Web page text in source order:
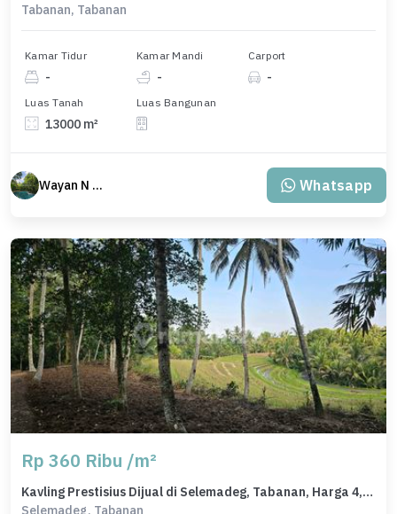
Tabanan, Tabanan
Kamar Tidur
-
Kamar Mandi
-
Carport
-
Luas Tanah
13000 m²
Luas Bangunan
Wayan N Bali Whatsapp
Rp 360 Ribu /m²
Kavling Prestisius Dijual di Selemadeg, Tabanan, Harga 4,91 Miliar
Selemadeg, Tabanan